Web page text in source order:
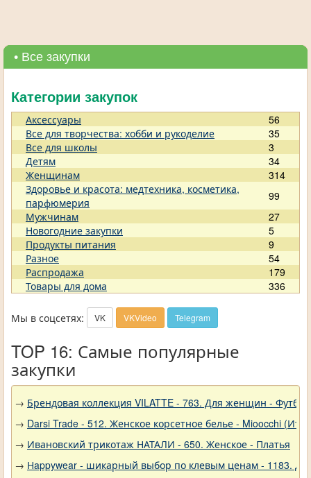
• Все закупки
Категории закупок
Аксессуары
56
Все для творчества: хобби и рукоделие
35
Все для школы
3
Детям
34
Женщинам
314
Здоровье и красота: медтехника, косметика,
парфюмерия
99
Мужчинам
27
Новогодние закупки
5
Продукты питания
9
Разное
54
Распродажа
179
Товары для дома
336
Мы в соцсетях: VK VKVideo Telegram
TOP 16: Самые популярные
закупки
→ Брендовая коллекция VILATTE - 763. Для женщин -
→ Darsi Trade - 512. Женское корсетное белье - Mioocchi
→ Ивановский трикотаж НАТАЛИ - 650. Женское - Платья
→ Нappywear - шикарный выбор по клевым ценам - 1183.